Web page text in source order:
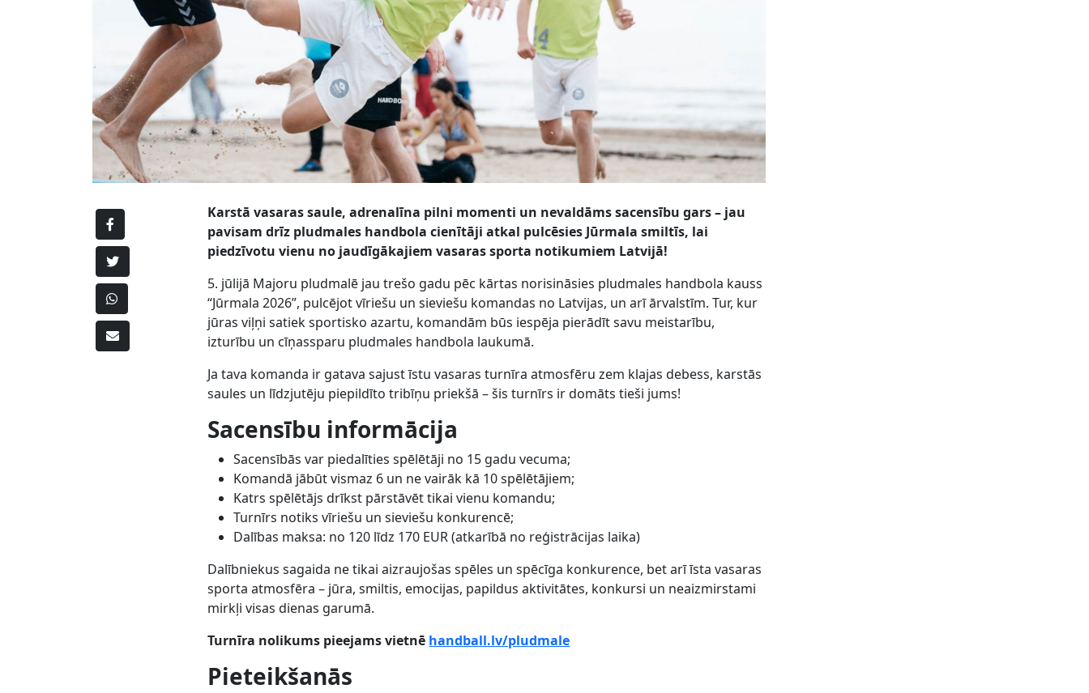
Karstā vasaras saule, adrenalīna pilni momenti un nevaldāms sacensību gars – jau
pavisam drīz pludmales handbola cienītāji atkal pulcēsies Jūrmala smiltīs, lai
piedzīvotu vienu no jaudīgākajiem vasaras sporta notikumiem Latvijā!
5. jūlijā Majoru pludmalē jau trešo gadu pēc kārtas norisināsies pludmales handbola kauss
“Jūrmala 2026”, pulcējot vīriešu un sieviešu komandas no Latvijas, un arī ārvalstīm. Tur, kur
jūras viļņi satiek sportisko azartu, komandām būs iespēja pierādīt savu meistarību,
izturību un cīņassparu pludmales handbola laukumā.
Ja tava komanda ir gatava sajust īstu vasaras turnīra atmosfēru zem klajas debess, karstās
saules un līdzjutēju piepildīto tribīņu priekšā – šis turnīrs ir domāts tieši jums!
Sacensību informācija
Sacensībās var piedalīties spēlētāji no 15 gadu vecuma;
Komandā jābūt vismaz 6 un ne vairāk kā 10 spēlētājiem;
Katrs spēlētājs drīkst pārstāvēt tikai vienu komandu;
Turnīrs notiks vīriešu un sieviešu konkurencē;
Dalības maksa: no 120 līdz 170 EUR (atkarībā no reģistrācijas laika)
Dalībniekus sagaida ne tikai aizraujošas spēles un spēcīga konkurence, bet arī īsta vasaras
sporta atmosfēra – jūra, smiltis, emocijas, papildus aktivitātes, konkursi un neaizmirstami
mirkļi visas dienas garumā.
Turnīra nolikums pieejams vietnē handball.lv/pludmale
Pieteikšanās